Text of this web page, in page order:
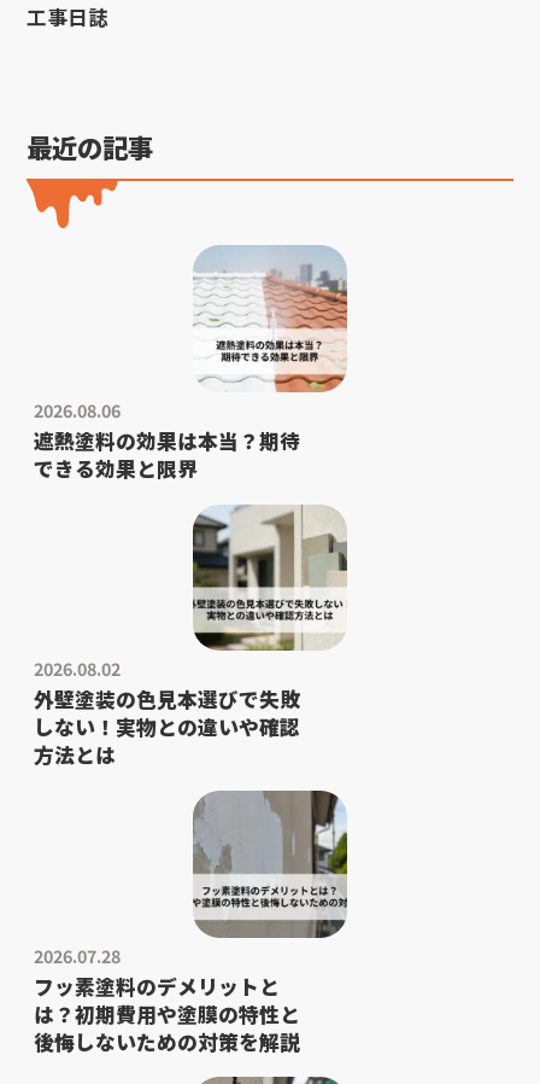
工事日誌
最近の記事
2026.08.06
遮熱塗料の効果は本当？期待
できる効果と限界
2026.08.02
外壁塗装の色見本選びで失敗
しない！実物との違いや確認
方法とは
2026.07.28
フッ素塗料のデメリットと
は？初期費用や塗膜の特性と
後悔しないための対策を解説